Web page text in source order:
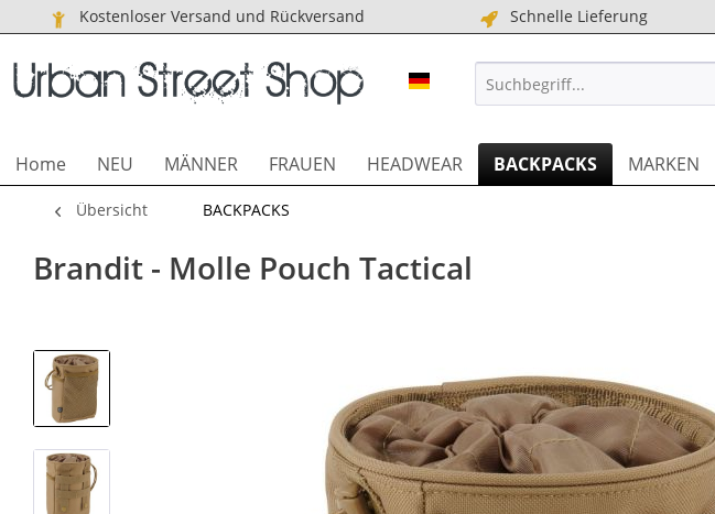
Kostenloser Versand und Rückversand Schnelle Lieferung
URBAN STREET DE
Home NEU MÄNNER FRAUEN HEADWEAR BACKPACKS MARKEN
Übersicht BACKPACKS
Brandit - Molle Pouch Tactical